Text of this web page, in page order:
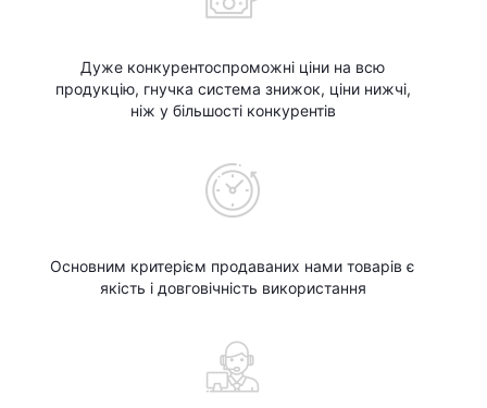
Дуже конкурентоспроможні ціни на всю
продукцію, гнучка система знижок, ціни нижчі,
ніж у більшості конкурентів
Основним критерієм продаваних нами товарів є
якість і довговічність використання